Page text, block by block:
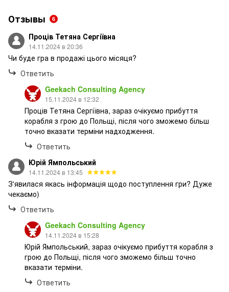
Отзывы 6
Проців Тетяна Сергіївна
14.11.2024 в 20:36
Чи буде гра в продажі цього місяця?
Ответить
Geekach Consulting Agency
15.11.2024 в 12:32
Проців Тетяна Сергіївна, зараз очікуємо прибуття
корабля з грою до Польщі, після чого зможемо більш
точно вказати терміни надходження.
Ответить
Юрій Ямпольський
14.11.2024 в 13:45
З'явилася якась інформація щодо поступлення гри? Дуже
чекаємо)
Ответить
Geekach Consulting Agency
14.11.2024 в 15:28
Юрій Ямпольський, зараз очікуємо прибуття корабля з
грою до Польщі, після чого зможемо більш точно
вказати терміни.
Ответить